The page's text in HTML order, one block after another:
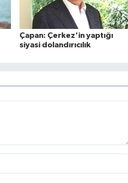
Çapan: Çerkez'in yaptığı
siyasi dolandırıcılık